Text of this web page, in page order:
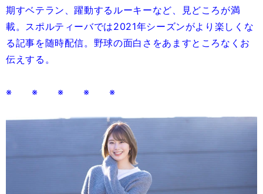
期すベテラン、躍動するルーキーなど、見どころが満
載。スポルティーバでは2021年シーズンがより楽しくな
る記事を随時配信。野球の面白さをあますところなくお
伝えする。
※ ※ ※ ※ ※